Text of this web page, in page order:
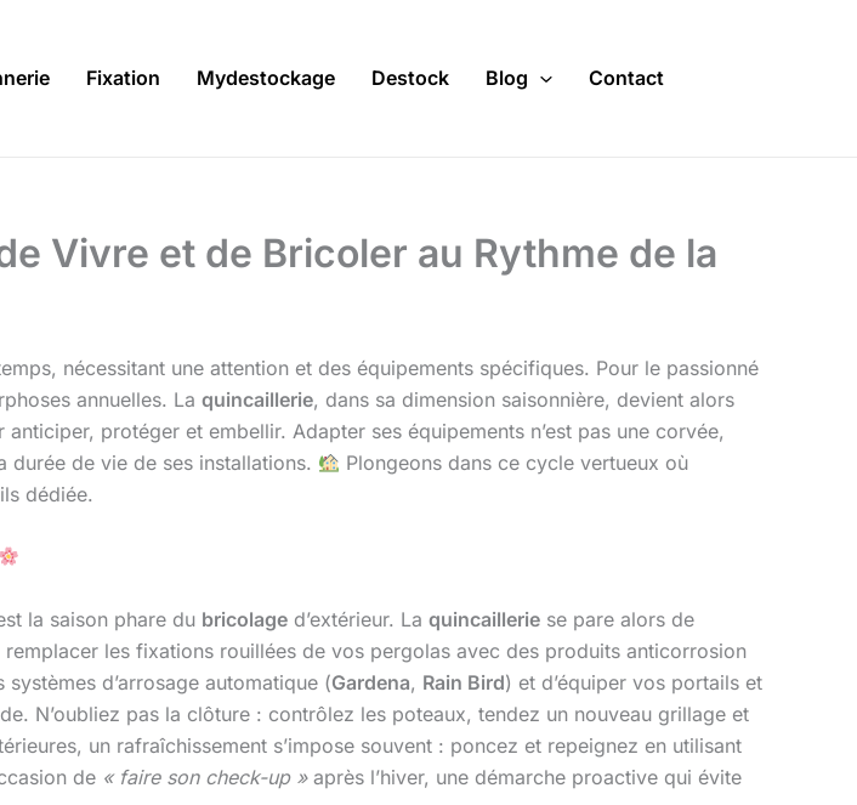
Fixation Mydestockage Destock Blog Contact
Vivre et de Bricoler au Rythme de la
nécessitant une attention et des équipements spécifiques. Pour le passionné
annuelles. La quincaillerie, dans sa dimension saisonnière, devient alors
protéger et embellir. Adapter ses équipements n’est pas une corvée,
durée de vie de ses installations.
Plongeons dans ce cycle vertueux où
dédiée.
la saison phare du bricolage d’extérieur. La quincaillerie se pare alors de
les fixations rouillées de vos pergolas avec des produits anticorrosion
systèmes d’arrosage automatique (Gardena, Rain Bird) et d’équiper vos portails et
N’oubliez pas la clôture : contrôlez les poteaux, tendez un nouveau grillage et
un rafraîchissement s’impose souvent : poncez et repeignez en utilisant
de « faire son check-up »après l’hiver, une démarche proactive qui évite